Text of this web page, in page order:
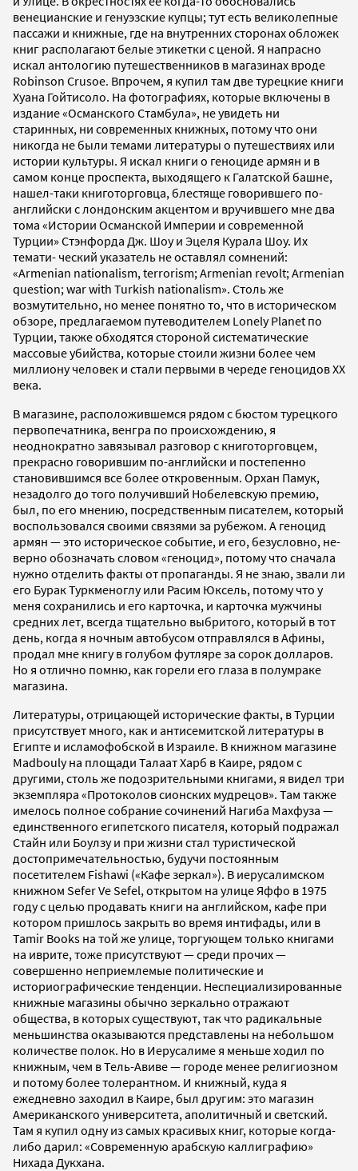
венецианские и генуэзские купцы; тут есть великолепные
пассажи и книжные, где на внутренних сторонах обложек
книг располагают белые этикетки с ценой. Я напрасно
искал антологию путешественников в магазинах вроде
Robinson Crusoe. Впрочем, я купил там две турецкие книги
Хуана Гойтисоло. На фотографиях, которые включены в
издание «Османского Стамбула», не увидеть ни
старинных, ни современных книжных, потому что они
никогда не были темами литературы о путешествиях или
истории культуры. Я искал книги о геноциде армян и в
самом конце проспекта, выходящего к Галатской башне,
нашел-таки книготорговца, блестяще говорившего по-
английски с лондонским акцентом и вручившего мне два
тома «Истории Османской Империи и современной
Турции» Стэнфорда Дж. Шоу и Эцеля Курала Шоу. Их
темати- ческий указатель не оставлял сомнений:
«Armenian nationalism, terrorism; Armenian revolt; Armenian
question; war with Turkish nationalism». Столь же
возмутительно, но менее понятно то, что в историческом
обзоре, предлагаемом путеводителем Lonely Planet по
Турции, также обходятся стороной систематические
массовые убийства, которые стоили жизни более чем
миллиону человек и стали первыми в череде геноцидов ХХ
века.
В магазине, расположившемся рядом с бюстом турецкого
первопечатника, венгра по происхождению, я
неоднократно завязывал разговор с книготорговцем,
прекрасно говорившим по-английски и постепенно
становившимся все более откровенным. Орхан Памук,
незадолго до того получивший Нобелевскую премию,
был, по его мнению, посредственным писателем, который
воспользовался своими связями за рубежом. А геноцид
армян — это историческое событие, и его, безусловно, не-
верно обозначать словом «геноцид», потому что сначала
нужно отделить факты от пропаганды. Я не знаю, звали ли
его Бурак Туркменоглу или Расим Юксель, потому что у
меня сохранились и его карточка, и карточка мужчины
средних лет, всегда тщательно выбритого, который в тот
день, когда я ночным автобусом отправлялся в Афины,
продал мне книгу в голубом футляре за сорок долларов.
Но я отлично помню, как горели его глаза в полумраке
магазина.
Литературы, отрицающей исторические факты, в Турции
присутствует много, как и антисемитской литературы в
Египте и исламофобской в Израиле. В книжном магазине
Madbouly на площади Талаат Харб в Каире, рядом с
другими, столь же подозрительными книгами, я видел три
экземпляра «Протоколов сионских мудрецов». Там также
имелось полное собрание сочинений Нагиба Махфуза —
единственного египетского писателя, который подражал
Стайн или Боулзу и при жизни стал туристической
достопримечательностью, будучи постоянным
посетителем Fishawi («Кафе зеркал»). В иерусалимском
книжном Sefer Ve Sefel, открытом на улице Яффо в 1975
году с целью продавать книги на английском, кафе при
котором пришлось закрыть во время интифады, или в
Tamir Books на той же улице, торгующем только книгами
на иврите, тоже присутствуют — среди прочих —
совершенно неприемлемые политические и
историографические тенденции. Неспециализированные
книжные магазины обычно зеркально отражают
общества, в которых существуют, так что радикальные
меньшинства оказываются представлены на небольшом
количестве полок. Но в Иерусалиме я меньше ходил по
книжным, чем в Тель-Авиве — городе менее религиозном
и потому более толерантном. И книжный, куда я
ежедневно заходил в Каире, был другим: это магазин
Американского университета, аполитичный и светский.
Там я купил одну из самых красивых книг, которые когда-
либо дарил: «Современную арабскую каллиграфию»
Нихада Дукхана.